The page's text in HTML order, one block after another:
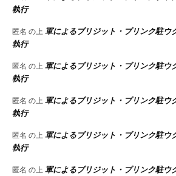
執行
匿名 の上 軍によるブリジット・ブリンク駐ウ
執行
匿名 の上 軍によるブリジット・ブリンク駐ウ
執行
匿名 の上 軍によるブリジット・ブリンク駐ウ
執行
匿名 の上 軍によるブリジット・ブリンク駐ウ
執行
匿名 の上 軍によるブリジット・ブリンク駐ウ